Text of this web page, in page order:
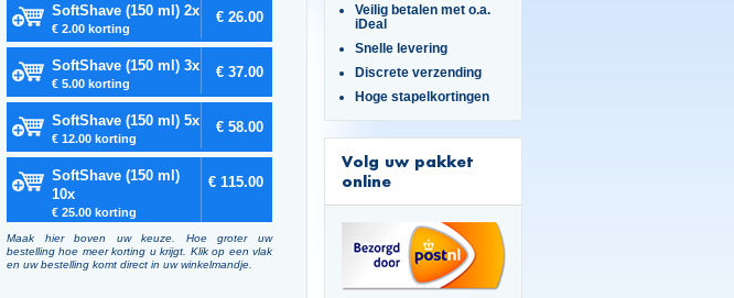
SoftShave (150 ml) 2x
€ 2.00 korting
€ 26.00
SoftShave (150 ml) 3x
€ 5.00 korting
€ 37.00
SoftShave (150 ml) 5x
€ 12.00 korting
€ 58.00
SoftShave (150 ml)
10x
€ 25.00 korting
€ 115.00
Maak hier boven uw keuze. Hoe groter uw
bestelling hoe meer korting u krijgt. Klik op een vlak
en uw bestelling komt direct in uw winkelmandje.
Veilig betalen met o.a.
iDeal
Snelle levering
Discrete verzending
Hoge stapelkortingen
Volg uw pakket
online